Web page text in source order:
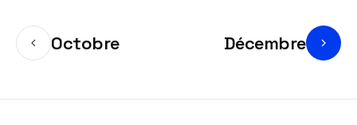
Octobre Décembre